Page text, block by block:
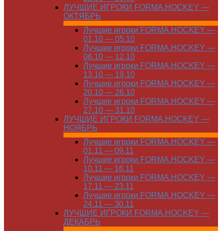
ЛУЧШИЕ ИГРОКИ FORMA.HOCKEY —
ОКТЯБРЬ
Лучшие игроки FORMA.HOCKEY —
01.10 — 05.10
Лучшие игроки FORMA.HOCKEY —
06.10 — 12.10
Лучшие игроки FORMA.HOCKEY —
13.10 — 19.10
Лучшие игроки FORMA.HOCKEY —
20.10 — 26.10
Лучшие игроки FORMA.HOCKEY —
27.10 — 31.10
ЛУЧШИЕ ИГРОКИ FORMA.HOCKEY —
НОЯБРЬ
Лучшие игроки FORMA.HOCKEY —
01.11 — 09.11
Лучшие игроки FORMA.HOCKEY —
10.11 — 16.11
Лучшие игроки FORMA.HOCKEY —
17.11 — 23.11
Лучшие игроки FORMA.HOCKEY —
24.11 — 30.11
ЛУЧШИЕ ИГРОКИ FORMA.HOCKEY —
ДЕКАБРЬ